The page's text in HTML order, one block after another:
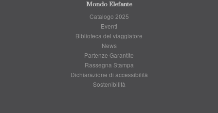
Mondo Elefante
Catalogo 2025
Eventi
Biblioteca del viaggiatore
News
Partenze Garantite
Rassegna Stampa
Dichiarazione di accessibilità
Sostenibilità